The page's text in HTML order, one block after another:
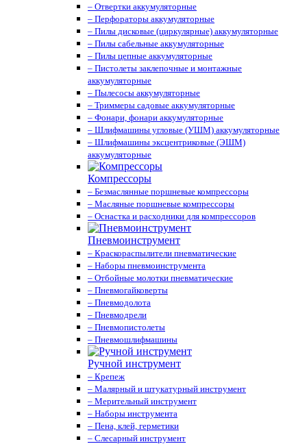
– Отвертки аккумуляторные
– Перфораторы аккумуляторные
– Пилы дисковые (циркулярные) аккумуляторные
– Пилы сабельные аккумуляторные
– Пилы цепные аккумуляторные
– Пистолеты заклепочные и монтажные
аккумуляторные
– Пылесосы аккумуляторные
– Триммеры садовые аккумуляторные
– Фонари, фонари аккумуляторные
– Шлифмашины угловые (УШМ) аккумуляторные
– Шлифмашины эксцентриковые (ЭШМ)
аккумуляторные
Компрессоры
– Безмаслянные поршневые компрессоры
– Масляные поршневые компрессоры
– Оснастка и расходники для компрессоров
Пневмоинструмент
– Краскораспылители пневматические
– Наборы пневмоинструмента
– Отбойные молотки пневматические
– Пневмогайковерты
– Пневмодолота
– Пневмодрели
– Пневмопистолеты
– Пневмошлифмашины
Ручной инструмент
– Крепеж
– Малярный и штукатурный инструмент
– Мерительный инструмент
– Наборы инструмента
– Пена, клей, герметики
– Слесарный инструмент